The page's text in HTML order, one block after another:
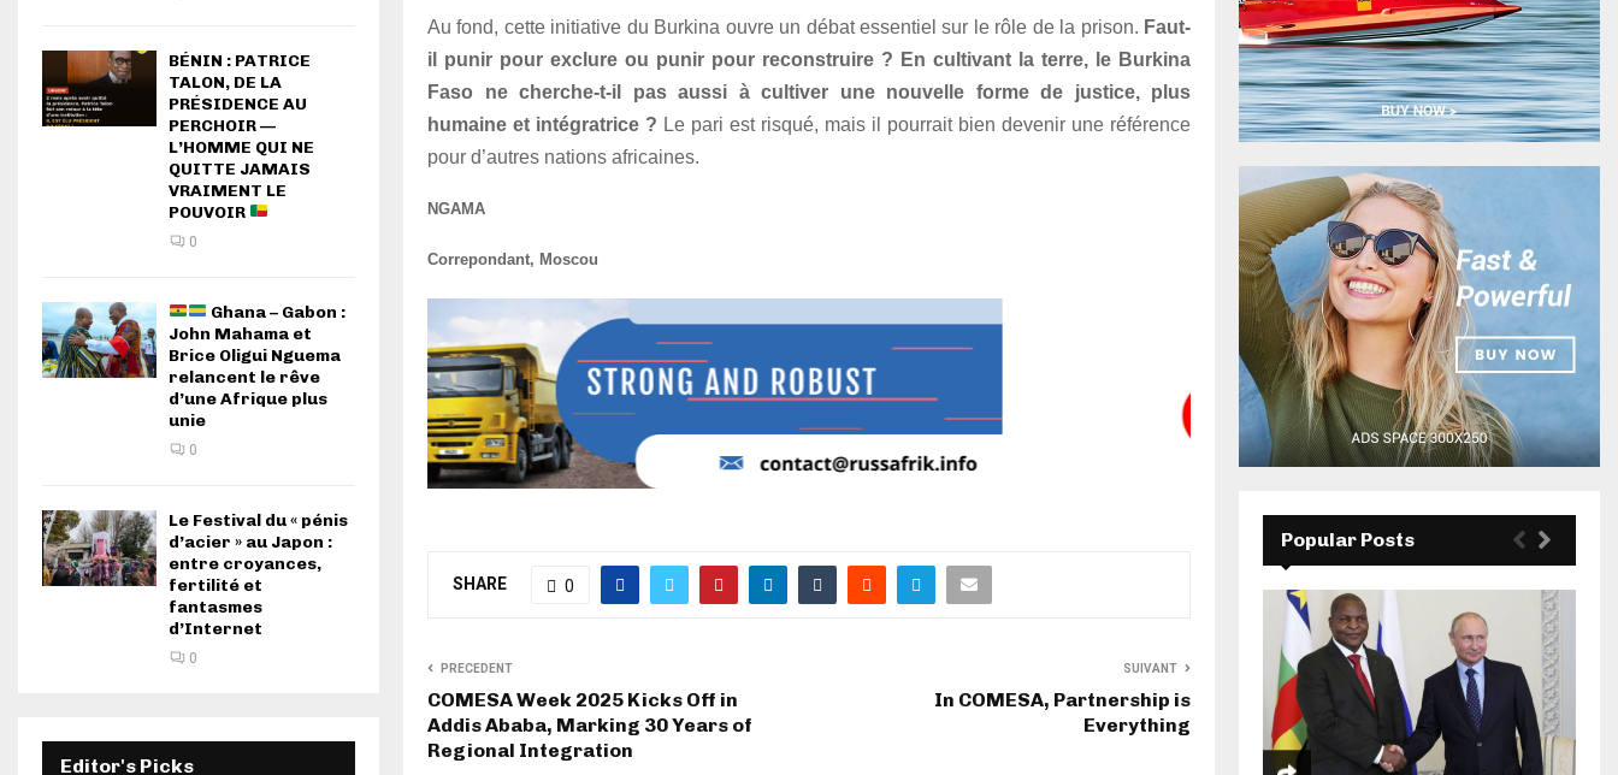
Au fond, cette initiative du Burkina ouvre un débat essentiel sur le rôle de la prison. Faut-
il punir pour exclure ou punir pour reconstruire ? En cultivant la terre, le Burkina
Faso ne cherche-t-il pas aussi à cultiver une nouvelle forme de justice, plus
humaine et intégratrice ? Le pari est risqué, mais il pourrait bien devenir une référence
pour d’autres nations africaines.
NGAMA
Correpondant, Moscou
SHARE 0
PRECEDENT
COMESA Week 2025 Kicks Off in
Addis Ababa, Marking 30 Years of
Regional Integration
SUIVANT
In COMESA, Partnership is
Everything
BÉNIN : PATRICE
TALON, DE LA
PRÉSIDENCE AU
PERCHOIR —
L’HOMME QUI NE
QUITTE JAMAIS
VRAIMENT LE
POUVOIR
0
Ghana – Gabon :
John Mahama et
Brice Oligui Nguema
relancent le rêve
d’une Afrique plus
unie
0
Le Festival du « pénis
d’acier » au Japon :
entre croyances,
fertilité et
fantasmes
d’Internet
0
Editor's Picks
Popular Posts